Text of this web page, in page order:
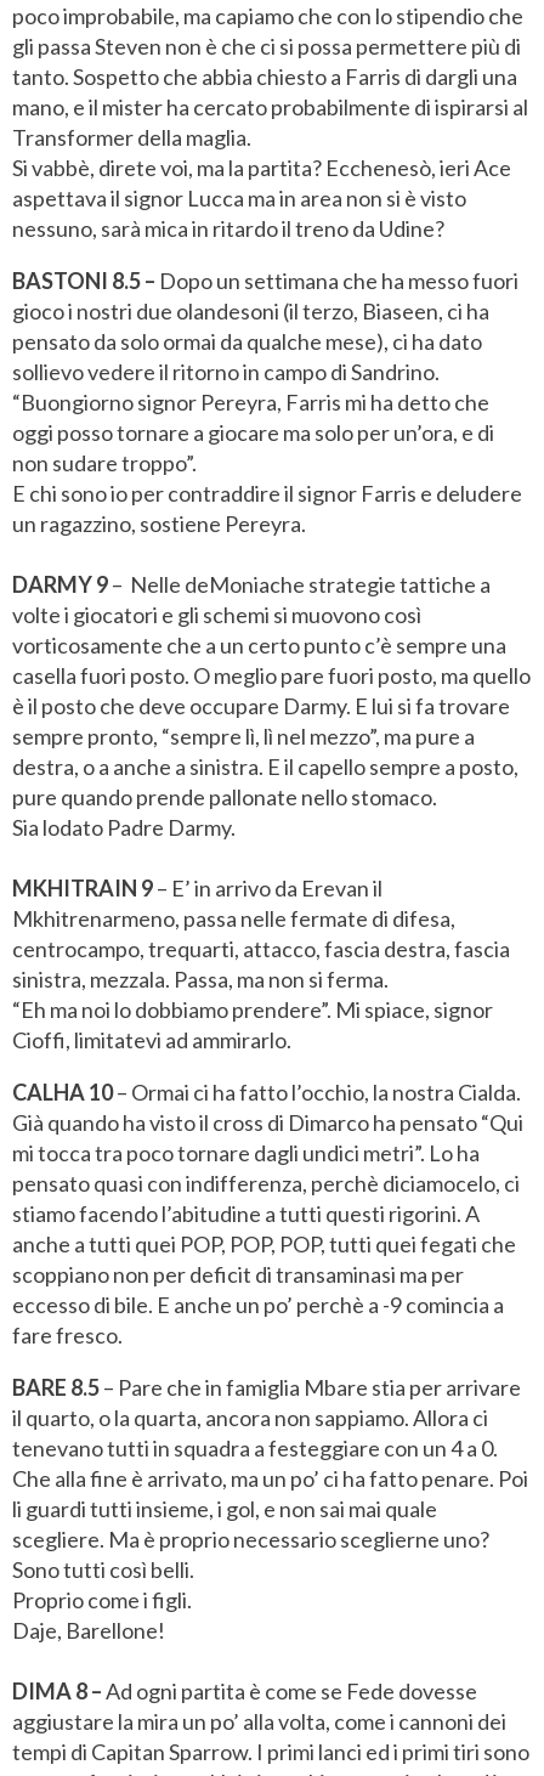
poco improbabile, ma capiamo che con lo stipendio che
gli passa Steven non è che ci si possa permettere più di
tanto. Sospetto che abbia chiesto a Farris di dargli una
mano, e il mister ha cercato probabilmente di ispirarsi al
Transformer della maglia.
Si vabbè, direte voi, ma la partita? Ecchenesò, ieri Ace
aspettava il signor Lucca ma in area non si è visto
nessuno, sarà mica in ritardo il treno da Udine?
BASTONI 8.5 – Dopo un settimana che ha messo fuori
gioco i nostri due olandesoni (il terzo, Biaseen, ci ha
pensato da solo ormai da qualche mese), ci ha dato
sollievo vedere il ritorno in campo di Sandrino.
“Buongiorno signor Pereyra, Farris mi ha detto che
oggi posso tornare a giocare ma solo per un’ora, e di
non sudare troppo”.
E chi sono io per contraddire il signor Farris e deludere
un ragazzino, sostiene Pereyra.
DARMY 9– Nelle deMoniache strategie tattiche a
volte i giocatori e gli schemi si muovono così
vorticosamente che a un certo punto c’è sempre una
casella fuori posto. O meglio pare fuori posto, ma quello
è il posto che deve occupare Darmy. E lui si fa trovare
sempre pronto, “sempre lì, lì nel mezzo”, ma pure a
destra, o a anche a sinistra. E il capello sempre a posto,
pure quando prende pallonate nello stomaco.
Sia lodato Padre Darmy.
MKHITRAIN 9– E’ in arrivo da Erevan il
Mkhitrenarmeno, passa nelle fermate di difesa,
centrocampo, trequarti, attacco, fascia destra, fascia
sinistra, mezzala. Passa, ma non si ferma.
“Eh ma noi lo dobbiamo prendere”. Mi spiace, signor
Cioffi, limitatevi ad ammirarlo.
CALHA 10– Ormai ci ha fatto l’occhio, la nostra Cialda.
Già quando ha visto il cross di Dimarco ha pensato “Qui
mi tocca tra poco tornare dagli undici metri”. Lo ha
pensato quasi con indifferenza, perchè diciamocelo, ci
stiamo facendo l’abitudine a tutti questi rigorini. A
anche a tutti quei POP, POP, POP, tutti quei fegati che
scoppiano non per deficit di transaminasi ma per
eccesso di bile. E anche un po’ perchè a -9 comincia a
fare fresco.
BARE 8.5– Pare che in famiglia Mbare stia per arrivare
il quarto, o la quarta, ancora non sappiamo. Allora ci
tenevano tutti in squadra a festeggiare con un 4 a 0.
Che alla fine è arrivato, ma un po’ ci ha fatto penare. Poi
li guardi tutti insieme, i gol, e non sai mai quale
scegliere. Ma è proprio necessario sceglierne uno?
Sono tutti così belli.
Proprio come i figli.
Daje, Barellone!
DIMA 8 –Ad ogni partita è come se Fede dovesse
aggiustare la mira un po’ alla volta, come i cannoni dei
tempi di Capitan Sparrow. I primi lanci ed i primi tiri sono